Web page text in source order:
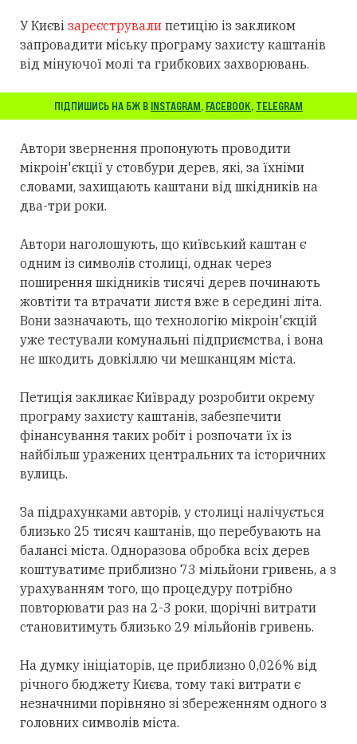
У Києві зареєстрували петицію із закликом
запровадити міську програму захисту каштанів
від мінуючої молі та грибкових захворювань.
ПІДПИШИСЬ НА БЖ В INSTAGRAM, FACEBOOK, TELEGRAM
Автори звернення пропонують проводити
мікроін'єкції у стовбури дерев, які, за їхніми
словами, захищають каштани від шкідників на
два-три роки.
Автори наголошують, що київський каштан є
одним із символів столиці, однак через
поширення шкідників тисячі дерев починають
жовтіти та втрачати листя вже в середині літа.
Вони зазначають, що технологію мікроін'єкцій
уже тестували комунальні підприємства, і вона
не шкодить довкіллю чи мешканцям міста.
Петиція закликає Київраду розробити окрему
програму захисту каштанів, забезпечити
фінансування таких робіт і розпочати їх із
найбільш уражених центральних та історичних
вулиць.
За підрахунками авторів, у столиці налічується
близько 25 тисяч каштанів, що перебувають на
балансі міста. Одноразова обробка всіх дерев
коштуватиме приблизно 73 мільйони гривень, а з
урахуванням того, що процедуру потрібно
повторювати раз на 2-3 роки, щорічні витрати
становитимуть близько 29 мільйонів гривень.
На думку ініціаторів, це приблизно 0,026% від
річного бюджету Києва, тому такі витрати є
незначними порівняно зі збереженням одного з
головних символів міста.